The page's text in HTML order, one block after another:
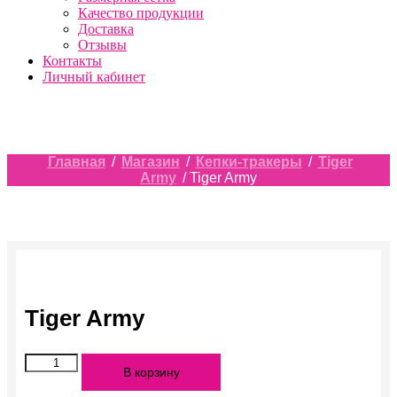
Качество продукции
Доставка
Отзывы
Контакты
Личный кабинет
Главная / Магазин / Кепки-тракеры / Tiger
Army / Tiger Army
Tiger Army
Количество
Tiger
В корзину